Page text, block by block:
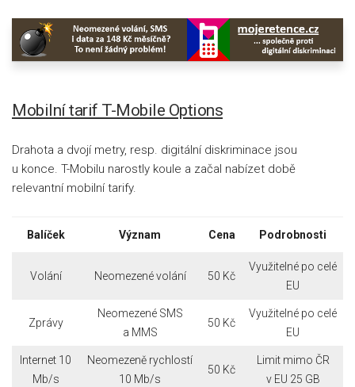
Mobilní tarif T-Mobile Options
Drahota a dvojí metry, resp. digitální diskriminace jsou
u konce. T-Mobilu narostly koule a začal nabízet době
relevantní mobilní tarify.
Balíček Význam Cena Podrobnosti
Volání Neomezené volání 50 Kč
Využitelné po celé
EU
Zprávy
Neomezené SMS
a MMS
50 Kč
Využitelné po celé
EU
Internet 10
Mb/s
Neomezeně rychlostí
10 Mb/s
50 Kč
Limit mimo ČR
v EU 25 GB